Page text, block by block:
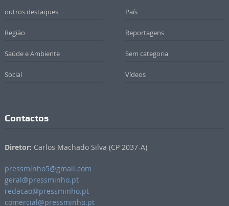
outros destaques País
Região Reportagens
Saúde e Ambiente Sem categoria
Social Vídeos
Contactos
Diretor: Carlos Machado Silva (CP 2037-A)
pressminho5@gmail.com
geral@pressminho.pt
redacao@pressminho.pt
comercial@pressminho.pt